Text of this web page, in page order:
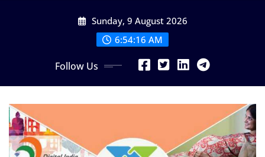
Sunday, 9 August 2026
6:54:18 AM
Follow Us